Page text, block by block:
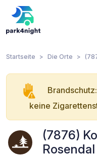
Startseite Die Orte
keine
(7876)
Rosendal